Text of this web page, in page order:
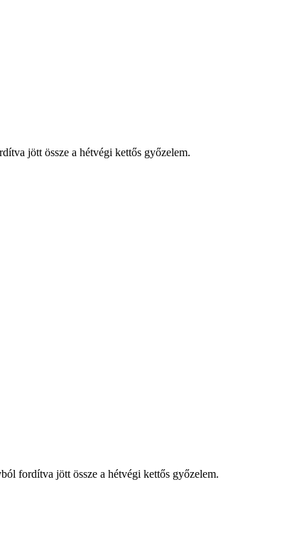
jött össze a hétvégi kettős győzelem.
fordítva jött össze a hétvégi kettős győzelem.